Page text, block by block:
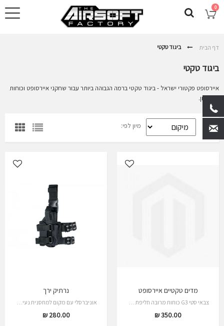
0
דף הבית ביגוד טקטי
ביגוד טקטי
איירסופט פקטורי ישראל - ביגוד טקטי ברמה הגבוהה ביותר עבור שחקני איירסופט וכוחות
הביטחון.
מיון לפי
מדים טקטיים איירסופט
צבאי סטי G3 כוחות מרובה חליפת חליפת Combat…
350.00 ₪
נרתיק ירך
אוניברסלי עם מקום למחסנית נעילה כפולה…
280.00 ₪